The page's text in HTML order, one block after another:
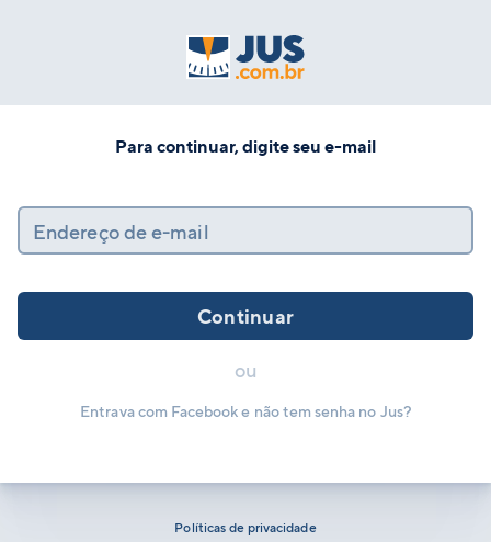
Para continuar, digite seu e-mail
Endereço de e-mail
Continuar
ou
Entrava com Facebook e não tem senha no Jus?
Políticas de privacidade